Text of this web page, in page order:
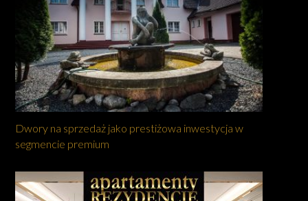
Dwory na sprzedaż jako prestiżowa inwestycja w
segmencie premium